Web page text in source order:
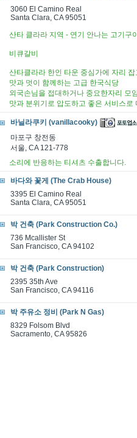
3060 El Camino Real
Santa Clara, CA 95051
산타 클라라 지역 - 연기 안나는 고기구
비큐갈비
산타클라라 한인 타운 중심가에 자리 잡
맛과 멋이 함께하는 고급 한국식당
외국손님을 접대하거나 중요한자리 모
맛과 분위기로 압도하고 좋은 서비스로
바닐라쿠키 (vanillacooky)
마포구 창전동
서울, CA 121-778
소리에 반응하는 티셔츠 수출합니다.
바다와 꽃게 (The Crab House)
3395 El Camino Real
Santa Clara, CA 95051
박 건축 (Park Construction Co.)
736 Mcallister St
San Francisco, CA 94102
박 건축 (Park Construction)
2395 35th Ave
San Francisco, CA 94116
박 주유소 정비 (Park N Gas)
8329 Folsom Blvd
Sacramento, CA 95826